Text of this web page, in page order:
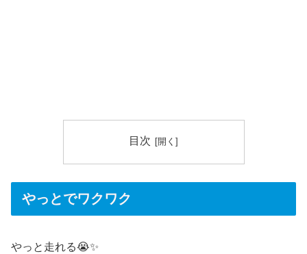
目次
やっとでワクワク
やっと走れる😭✨